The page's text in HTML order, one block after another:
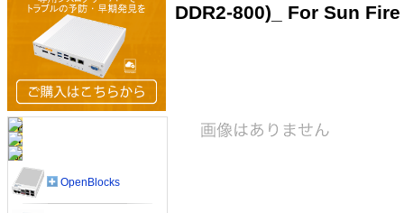
DDR2-800)_ For Sun
OpenBlocks